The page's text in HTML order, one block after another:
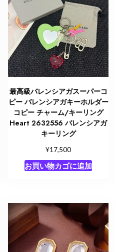
最高級バレンシアガスーパーコ
ピー バレンシアガキーホルダー
コピー チャーム/キーリング
Heart 2632556 バレンシアガ
キーリング
¥17,500
お買い物カゴに追加